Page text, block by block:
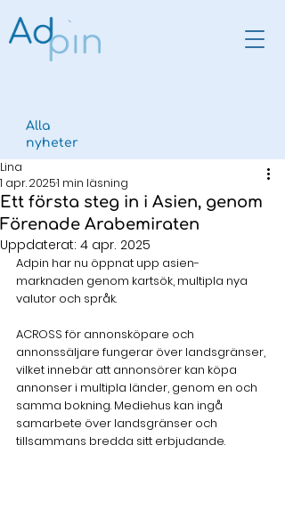
Alla
nyheter
Ett första steg in i Asien, genom
Förenade Arabemiraten
Lina
1 apr. 20251 min läsning
Uppdaterat: 4 apr. 2025
Adpin har nu öppnat upp asien-
marknaden genom kartsök, multipla nya
valutor och språk.
ACROSS för annonsköpare och
annonssäljare fungerar över landsgränser,
vilket innebär att annonsörer kan köpa
annonser i multipla länder, genom en och
samma bokning. Mediehus kan ingå
samarbete över landsgränser och
tillsammans bredda sitt erbjudande.